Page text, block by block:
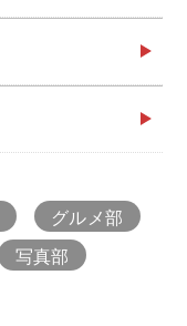
グルメ部
写真部